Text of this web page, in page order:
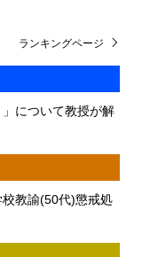
について教授が解
教諭(50代)懲戒処
ランキングページ